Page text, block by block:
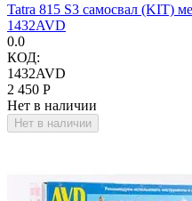
Tatra 815 S3 самосвал (KIT)
1432AVD
0.0
КОД:
1432AVD
2 450 Р
Нет в наличии
Нет в наличии